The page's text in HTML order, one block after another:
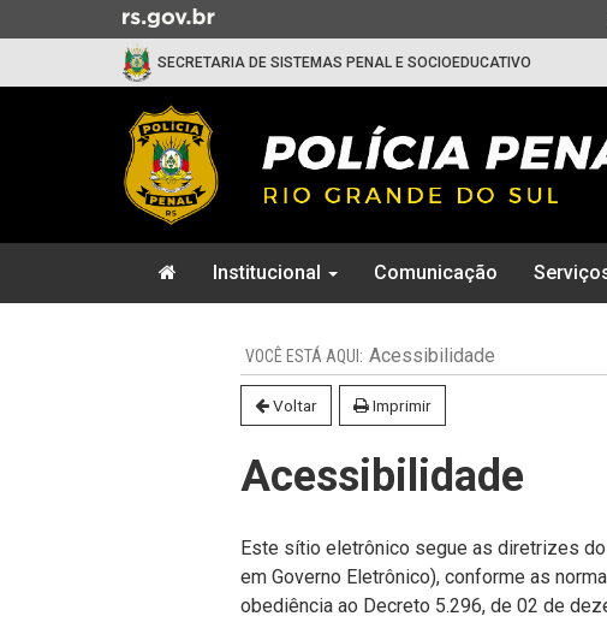
para
Ir
a
SECRETARIA DE SISTEMAS PENAL E SOCIOEDUCATIVO
Institucional Comunicação
Acessibilidade
Voltar Imprimir
Acessibilidade
Este sítio eletrônico segue as diretrizes
em Governo Eletrônico), conforme as
obediência ao Decreto 5.296, de 02 de